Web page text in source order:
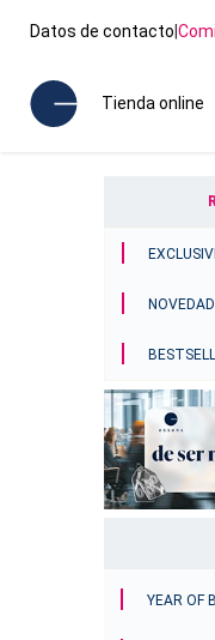
Datos de contacto|
Tienda online
YEAR OF